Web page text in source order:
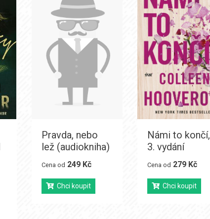
Pravda, nebo
lež (audiokniha)
Cena od 249 Kč
Chci koupit
Námi to končí,
3. vydání
Cena od 279 Kč
Chci koupit